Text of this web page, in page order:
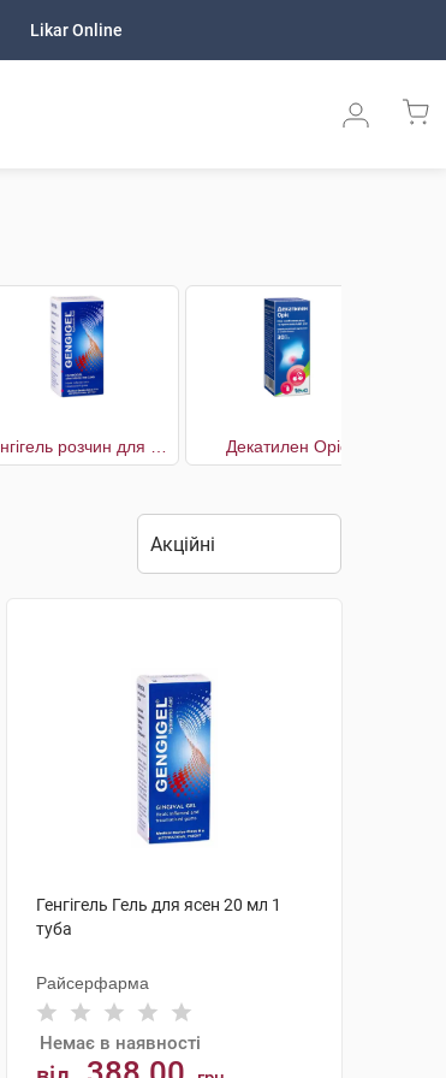
Likar Online
Декатилен Оріс
Генгігель Гель для ясен 20 мл 1
туба
Райсерфарма
Немає в наявності